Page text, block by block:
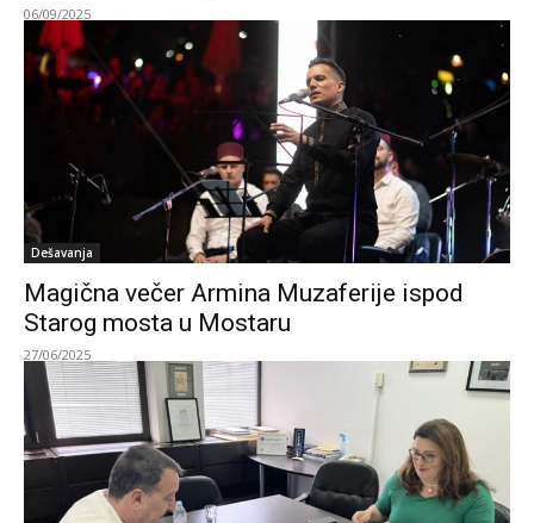
06/09/2025
Dešavanja
Magična večer Armina Muzaferije ispod
Starog mosta u Mostaru
27/06/2025